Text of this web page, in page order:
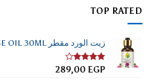
TOP RATED
زيت الورد مقطر Distilled ROSE OIL 30ML
تم
289,00 EGP